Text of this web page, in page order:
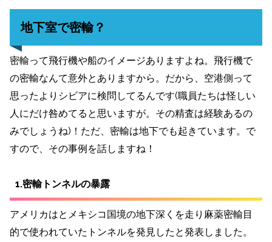
地下室で密輸？
密輸って飛行機や船のイメージありますよね。飛行機で
の密輸なんて意外とありますから。だから、空港側って
思ったよりシビアに検問してるんです(職員たちは怪しい
人にだけ咎めてると思いますが。その精査は経験あるの
みでしょうね)！ただ、密輸は地下でも起きています。で
すので、その事例を話しますね！
1.密輸トンネルの暴露
アメリカはとメキシコ国境の地下深くを走り麻薬密輸目
的で使われていたトンネルを発見したと発表しました。